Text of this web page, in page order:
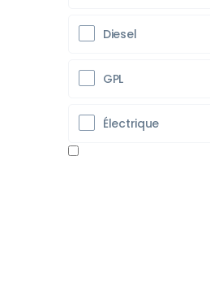
Diesel
GPL
Électrique